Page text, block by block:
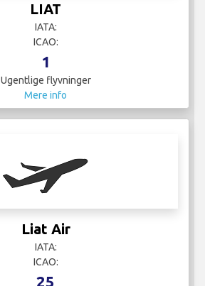
LIAT
IATA:
ICAO:
1
Ugentlige flyvninger
Mere info
Liat Air
IATA:
ICAO:
25